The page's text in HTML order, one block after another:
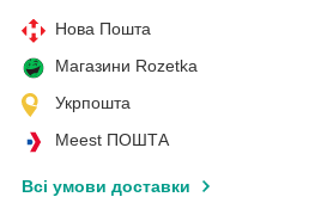
Нова Пошта
Магазини Rozetka
Укрпошта
Meest ПОШТА
Всі умови доставки